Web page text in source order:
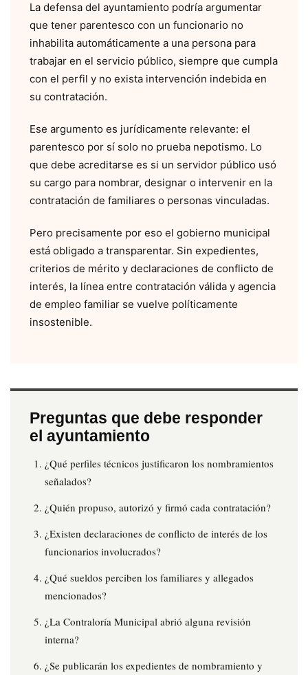
La defensa del ayuntamiento podría argumentar
que tener parentesco con un funcionario no
inhabilita automáticamente a una persona para
trabajar en el servicio público, siempre que cumpla
con el perfil y no exista intervención indebida en
su contratación.
Ese argumento es jurídicamente relevante: el
parentesco por sí solo no prueba nepotismo. Lo
que debe acreditarse es si un servidor público usó
su cargo para nombrar, designar o intervenir en la
contratación de familiares o personas vinculadas.
Pero precisamente por eso el gobierno municipal
está obligado a transparentar. Sin expedientes,
criterios de mérito y declaraciones de conflicto de
interés, la línea entre contratación válida y agencia
de empleo familiar se vuelve políticamente
insostenible.
Preguntas que debe responder
el ayuntamiento
¿Qué perfiles técnicos justificaron los nombramientos
señalados?
¿Quién propuso, autorizó y firmó cada contratación?
¿Existen declaraciones de conflicto de interés de los
funcionarios involucrados?
¿Qué sueldos perciben los familiares y allegados
mencionados?
¿La Contraloría Municipal abrió alguna revisión
interna?
¿Se publicarán los expedientes de nombramiento y